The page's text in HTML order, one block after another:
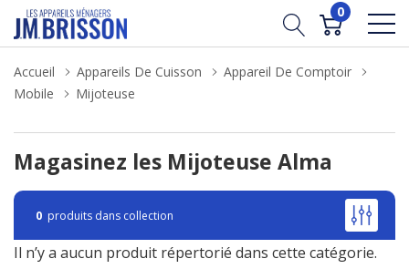
0
Accueil Appareils De Cuisson
Appareil De Comptoir
Mobile
Mijoteuse
Magasinez les Mijoteuse Alma
0 produits dans collection
Il n’y a aucun produit répertorié dans cette catégorie.